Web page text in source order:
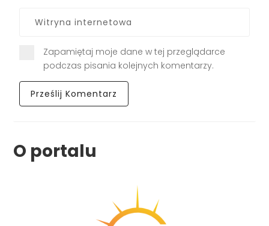
Zapamiętaj moje dane w tej przeglądarce
podczas pisania kolejnych komentarzy.
O portalu